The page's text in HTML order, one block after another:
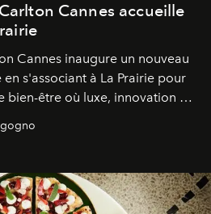
Cannes accueille
Cannes inaugure un nouveau
s'associant à La Prairie pour
bien-être où luxe, innovation et